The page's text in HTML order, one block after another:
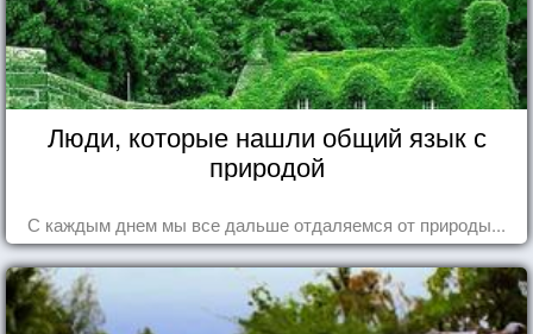
Люди, которые нашли общий язык с
природой
С каждым днем мы все дальше отдаляемся от природы...